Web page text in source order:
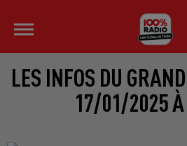
LES INFOS DU
17/01/2025